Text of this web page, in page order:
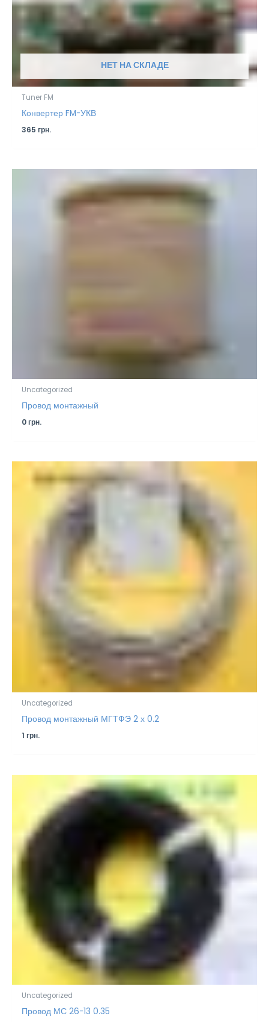
НЕТ НА СКЛАДЕ
Tuner FM
Конвертер FM-УКВ
365грн.
Uncategorized
Провод монтажный
0грн.
Uncategorized
Провод монтажный МГТФЭ 2 х 0.2
1грн.
Uncategorized
Провод МС 26-13 0.35